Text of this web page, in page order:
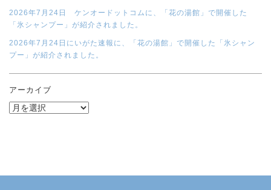
2026年7月24日 ケンオードットコムに、「花の湯館」で開催した
「氷シャンプー」が紹介されました。
2026年7月24日にいがた速報に、「花の湯館」で開催した「氷シャン
プー」が紹介されました。
アーカイブ